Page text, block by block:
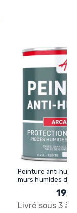
Peinture anti
murs humides de
cave :
Livré sous 3 à